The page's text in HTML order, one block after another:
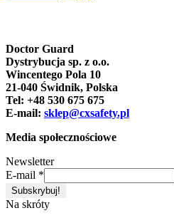
Doctor Guard
Dystrybucja sp. z o.o.
Wincentego Pola 10
21-040 Świdnik, Polska
Tel: +48 530 675 675
E-mail: sklep@cxsafety.pl
Media społecznościowe
Newsletter
E-mail *
Na skróty